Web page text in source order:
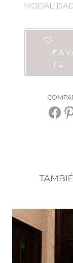
TE
Compartir en Facebook Compartir en Pinterest